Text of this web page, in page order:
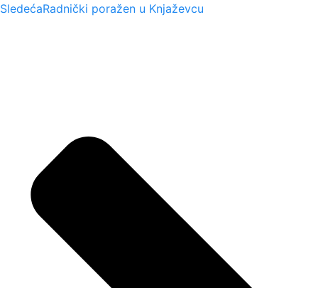
SledećaRadnički poražen u Knjaževcu